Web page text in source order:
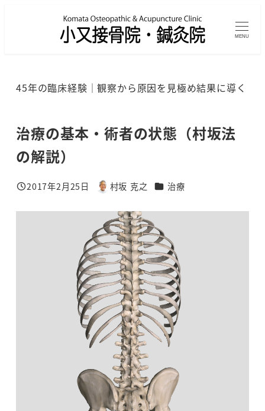
MENU
45年の臨床経験｜観察から原因を見極め結果に導く
治療の基本・術者の状態（村坂法
の解説）
投稿日
2017年2月25日
著
村坂 克之 カテゴリー
治療